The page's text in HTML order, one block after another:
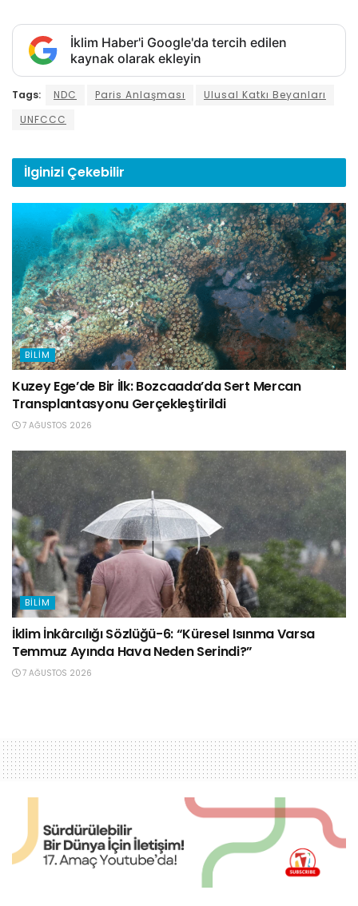
İklim Haber'i Google'da tercih edilen
kaynak olarak ekleyin
Tags: NDC Paris Anlaşması
Ulusal Katkı Beyanları
UNFCCC
İlginizi Çekebilir
BILIM
Kuzey Ege’de Bir İlk: Bozcaada’da Sert Mercan
Transplantasyonu Gerçekleştirildi
7 AĞUSTOS 2026
BILIM
İklim İnkârcılığı Sözlüğü-6: “Küresel Isınma Varsa
Temmuz Ayında Hava Neden Serindi?”
7 AĞUSTOS 2026